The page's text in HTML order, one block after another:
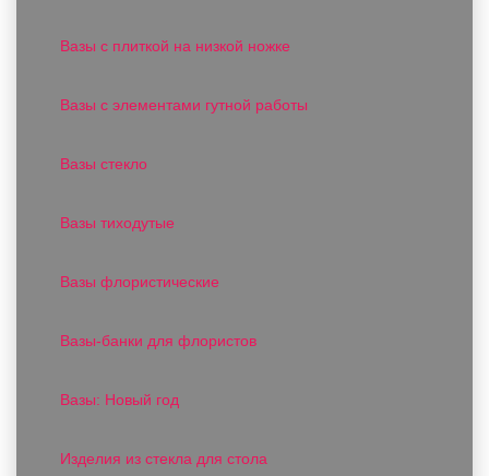
Вазы с плиткой на низкой ножке
Вазы с элементами гутной работы
Вазы стекло
Вазы тиходутые
Вазы флористические
Вазы-банки для флористов
Вазы: Новый год
Изделия из стекла для стола